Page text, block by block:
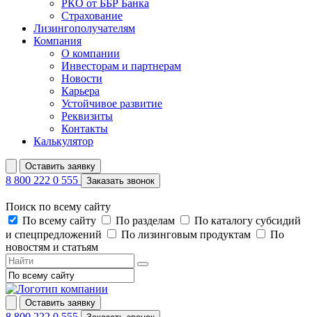
РКО от ББР Банка
Страхование
Лизингополучателям
Компания
О компании
Инвесторам и партнерам
Новости
Карьера
Устойчивое развитие
Реквизиты
Контакты
Калькулятор
Оставить заявку
8 800 222 0 555 Заказать звонок
Поиск по всему сайту
По всему сайту
По разделам
По каталогу субсидий
и спецпредложений
По лизинговым продуктам
По
новостям и статьям
Оставить заявку